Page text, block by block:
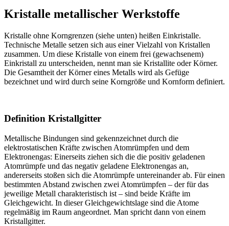
Kristalle metallischer Werkstoffe
Kristalle ohne Korngrenzen (siehe unten) heißen Einkristalle.
Technische Metalle setzen sich aus einer Vielzahl von Kristallen
zusammen. Um diese Kristalle von einem frei (gewachsenem)
Einkristall zu unterscheiden, nennt man sie Kristallite oder Körner.
Die Gesamtheit der Körner eines Metalls wird als Gefüge
bezeichnet und wird durch seine Korngröße und Kornform definiert.
Definition Kristallgitter
Metallische Bindungen sind gekennzeichnet durch die
elektrostatischen Kräfte zwischen Atomrümpfen und dem
Elektronengas: Einerseits ziehen sich die die positiv geladenen
Atomrümpfe und das negativ geladene Elektronengas an,
andererseits stoßen sich die Atomrümpfe untereinander ab. Für einen
bestimmten Abstand zwischen zwei Atomrümpfen – der für das
jeweilige Metall charakteristisch ist – sind beide Kräfte im
Gleichgewicht. In dieser Gleichgewichtslage sind die Atome
regelmäßig im Raum angeordnet. Man spricht dann von einem
Kristallgitter.